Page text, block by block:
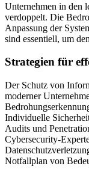
Unternehmen in den
verdoppelt. Die
Anpassung der
sind essentiell, um
Strategien für
Der Schutz von
moderner
Individuelle
Audits und
Cybersecurity-
Notfallplan von